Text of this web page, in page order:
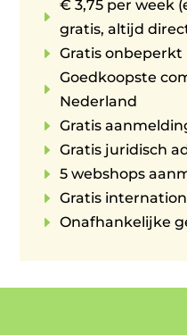
E
€ 3,75 per week
gratis, altijd
E Gratis onbeperkt
E
Goedkoopste
Nederland
E Gratis
E Gratis juridisch
E 5 webshops
E Gratis
E Onafhankelijke